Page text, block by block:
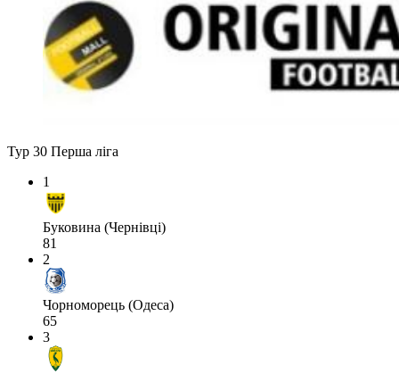
Тур 30 Перша ліга
1
Буковина (Чернівці)
81
2
Чорноморець (Одеса)
65
3